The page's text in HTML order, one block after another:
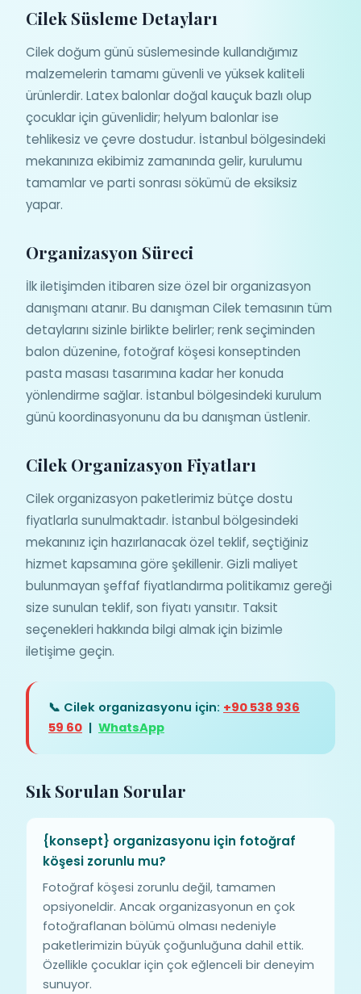
Cilek Süsleme Detayları
Cilek doğum günü süslemesinde kullandığımız
malzemelerin tamamı güvenli ve yüksek kaliteli
ürünlerdir. Latex balonlar doğal kauçuk bazlı olup
çocuklar için güvenlidir; helyum balonlar ise
tehlikesiz ve çevre dostudur. İstanbul bölgesindeki
mekanınıza ekibimiz zamanında gelir, kurulumu
tamamlar ve parti sonrası sökümü de eksiksiz
yapar.
Organizasyon Süreci
İlk iletişimden itibaren size özel bir organizasyon
danışmanı atanır. Bu danışman Cilek temasının tüm
detaylarını sizinle birlikte belirler; renk seçiminden
balon düzenine, fotoğraf köşesi konseptinden
pasta masası tasarımına kadar her konuda
yönlendirme sağlar. İstanbul bölgesindeki kurulum
günü koordinasyonunu da bu danışman üstlenir.
Cilek Organizasyon Fiyatları
Cilek organizasyon paketlerimiz bütçe dostu
fiyatlarla sunulmaktadır. İstanbul bölgesindeki
mekanınız için hazırlanacak özel teklif, seçtiğiniz
hizmet kapsamına göre şekillenir. Gizli maliyet
bulunmayan şeffaf fiyatlandırma politikamız gereği
size sunulan teklif, son fiyatı yansıtır. Taksit
seçenekleri hakkında bilgi almak için bizimle
iletişime geçin.
📞 Cilek organizasyonu için: +90 538 936
59 60 | WhatsApp
Sık Sorulan Sorular
{konsept} organizasyonu için fotoğraf
köşesi zorunlu mu?
Fotoğraf köşesi zorunlu değil, tamamen
opsiyoneldir. Ancak organizasyonun en çok
fotoğraflanan bölümü olması nedeniyle
paketlerimizin büyük çoğunluğuna dahil ettik.
Özellikle çocuklar için çok eğlenceli bir deneyim
sunuyor.